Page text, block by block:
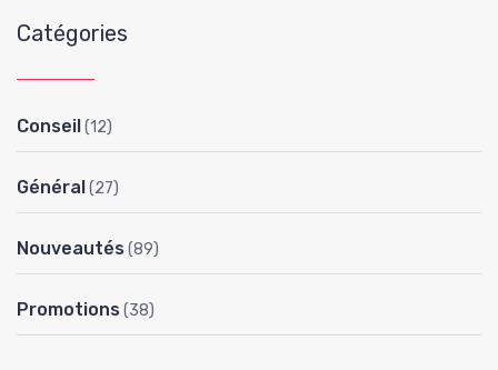
Catégories
Conseil(12)
Général(27)
Nouveautés(89)
Promotions(38)